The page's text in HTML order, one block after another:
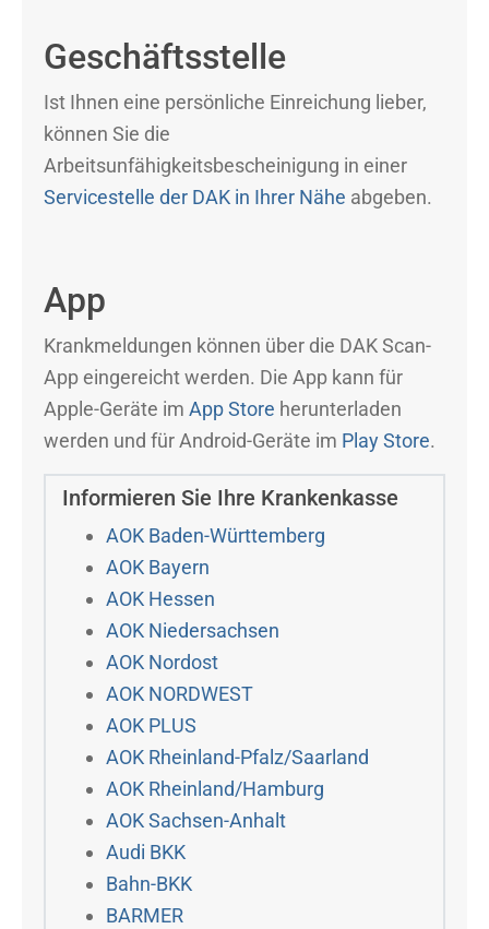
Geschäftsstelle
Ist Ihnen eine persönliche Einreichung lieber,
können Sie die
Arbeitsunfähigkeitsbescheinigung in einer
Servicestelle der DAK in Ihrer Nähe abgeben.
App
Krankmeldungen können über die DAK Scan-
App eingereicht werden. Die App kann für
Apple-Geräte im App Store herunterladen
werden und für Android-Geräte im Play Store.
Informieren Sie Ihre Krankenkasse
AOK Baden-Württemberg
AOK Bayern
AOK Hessen
AOK Niedersachsen
AOK Nordost
AOK NORDWEST
AOK PLUS
AOK Rheinland-Pfalz/Saarland
AOK Rheinland/Hamburg
AOK Sachsen-Anhalt
Audi BKK
Bahn-BKK
BARMER